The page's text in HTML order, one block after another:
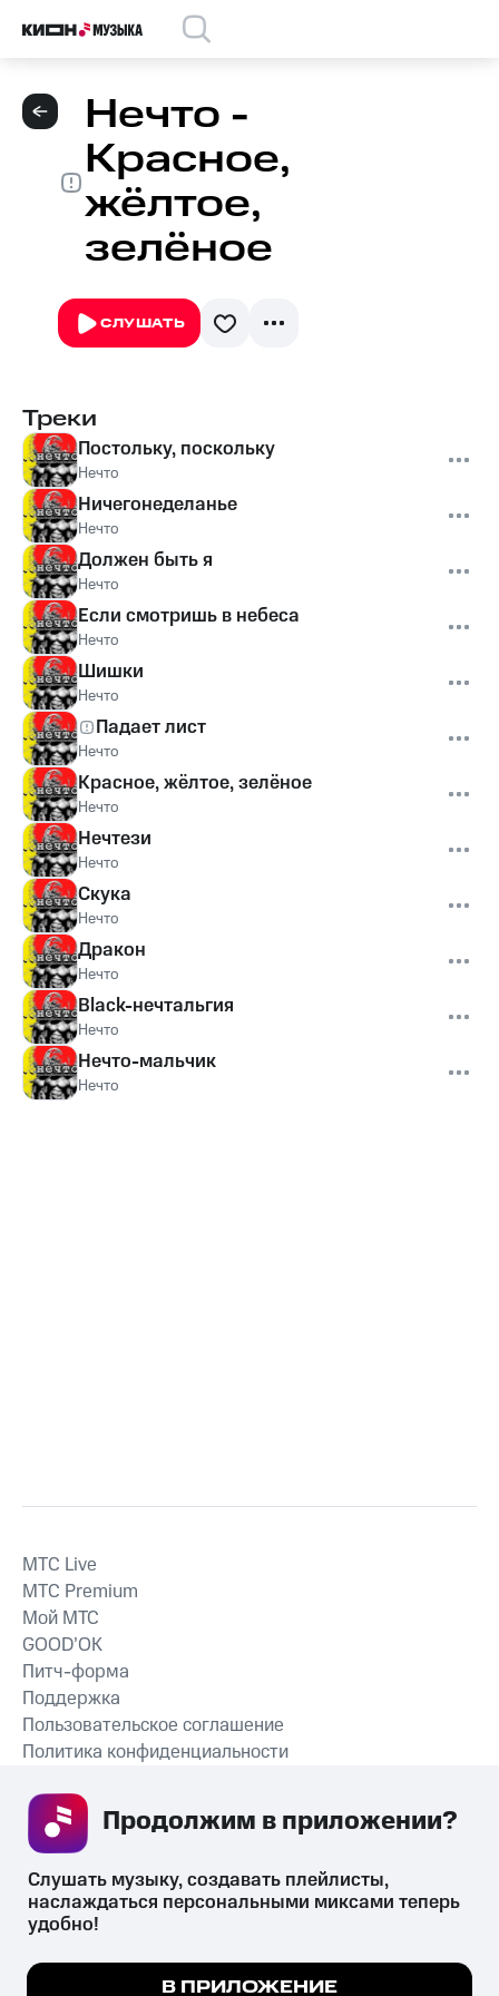
Нечто -
Красное,
жёлтое,
зелёное
СЛУШАТЬ
Треки
Постольку, поскольку
Нечто
Ничегонеделанье
Нечто
Должен быть я
Нечто
Если смотришь в небеса
Нечто
Шишки
Нечто
Падает лист
Нечто
Красное, жёлтое, зелёное
Нечто
Нечтези
Нечто
Скука
Нечто
Дракон
Нечто
Black-нечтальгия
Нечто
Нечто-мальчик
Нечто
СКАЧАТЬ ПРИЛОЖЕНИЕ
MTС Live
MTС Premium
Мой МТС
GOOD’OK
Питч-форма
Поддержка
Пользовательское соглашение
Политика конфиденциальности
психотропных веществ, их аналогов причиняет вред здоровью,
их незаконный оборот запрещён и влечёт установленную
Мы используем куки, чтобы на сайте все
Слушать музыку, создавать плейлисты,
наслаждаться персональными миксами теперь
удобно!
В ПРИЛОЖЕНИЕ